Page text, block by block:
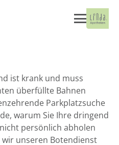
ist krank und muss
überfüllte Bahnen
Parkplatzsuche
warum Sie Ihre dringend
persönlich abholen
unseren Botendienst